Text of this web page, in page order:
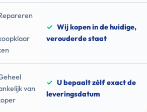
✓ Wij kopen in de huidige,
verouderde staat
van
✓ U bepaalt zélf exact de
leveringsdatum